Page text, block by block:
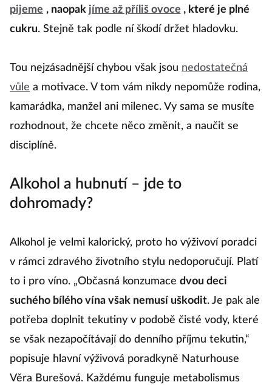
pijeme , naopak jíme až příliš ovoce , které je plné
cukru. Stejně tak podle ní škodí držet hladovku.
Tou nejzásadnější chybou však jsou nedostatečná
vůle a motivace. V tom vám nikdy nepomůže rodina,
kamarádka, manžel ani milenec. Vy sama se musíte
rozhodnout, že chcete něco změnit, a naučit se
disciplíně.
Alkohol a hubnutí – jde to
dohromady?
Alkohol je velmi kalorický, proto ho výživoví poradci
v rámci zdravého životního stylu nedoporučují. Platí
to i pro víno. „Občasná konzumace dvou deci
suchého bílého vína však nemusí uškodit. Je pak ale
potřeba doplnit tekutiny v podobě čisté vody, které
se však nezapočítávají do denního příjmu tekutin,“
popisuje hlavní výživová poradkyně Naturhouse
Věra Burešová. Každému funguje metabolismus